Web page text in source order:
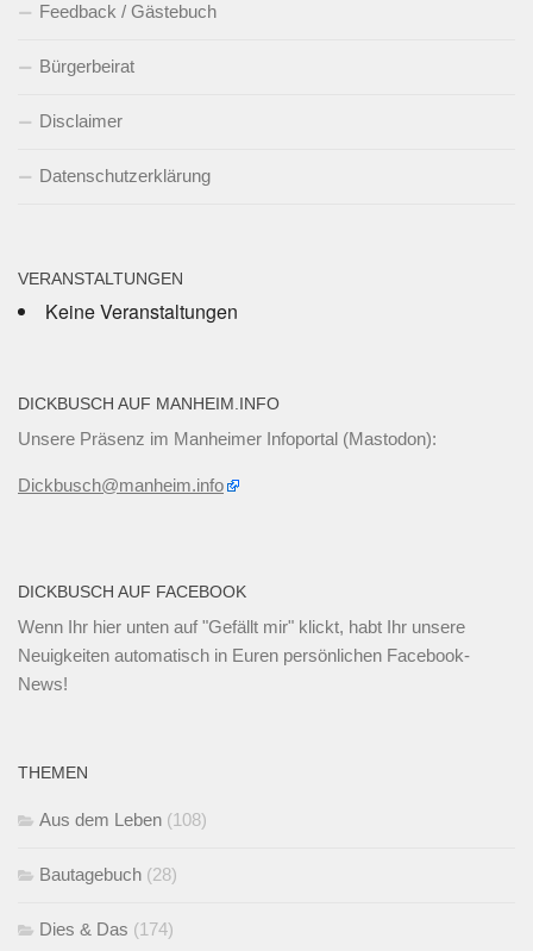
Feedback / Gästebuch
Bürgerbeirat
Disclaimer
Datenschutzerklärung
VERANSTALTUNGEN
Keine Veranstaltungen
DICKBUSCH AUF MANHEIM.INFO
Unsere Präsenz im Manheimer Infoportal (Mastodon):
Dickbusch@manheim.info
DICKBUSCH AUF FACEBOOK
Wenn Ihr hier unten auf "Gefällt mir" klickt, habt Ihr unsere
Neuigkeiten automatisch in Euren persönlichen Facebook-
News!
THEMEN
Aus dem Leben (108)
Bautagebuch (28)
Dies & Das (174)